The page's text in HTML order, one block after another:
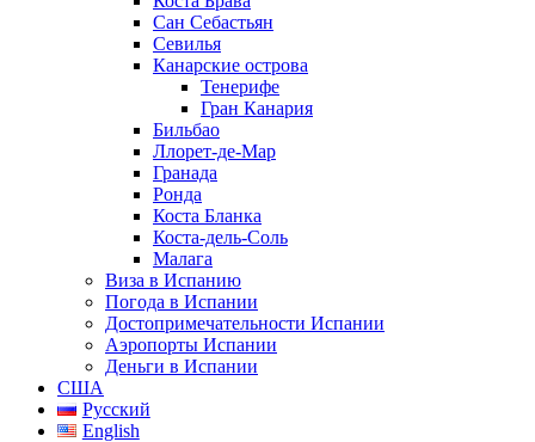
Сан Себастьян
Севилья
Канарские острова
Тенерифе
Гран Канария
Бильбао
Ллорет-де-Мар
Гранада
Ронда
Коста Бланка
Коста-дель-Соль
Малага
Виза в Испанию
Погода в Испании
Достопримечательности Испании
Аэропорты Испании
Деньги в Испании
США
Русский
English